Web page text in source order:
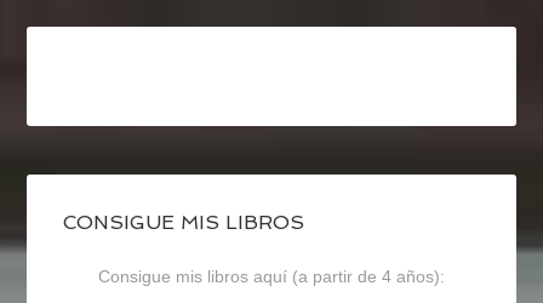
CONSIGUE MIS LIBROS
Consigue mis libros aquí (a partir de 4 años):